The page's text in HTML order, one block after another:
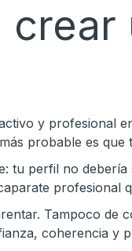
y profesional
probable es
tu perfil no
profesional
Tampoco de
coherencia y